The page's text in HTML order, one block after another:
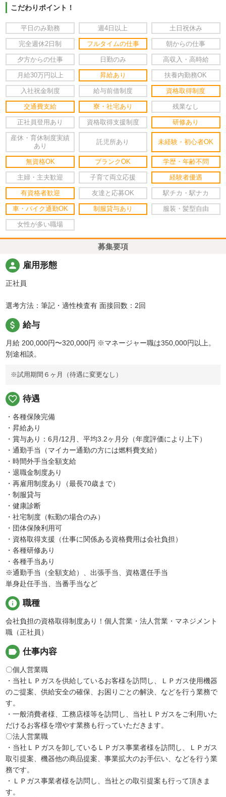
こだわりポイント！
平日のみ勤務 週4日以上 土日祝休み
完全週休2日制 フルタイムの仕事 朝からの仕事
夕方からの仕事 日勤のみ 高収入・高時給
月給30万円以上 昇給あり 扶養内勤務OK
入社祝金制度 給与前借制度 資格取得制度
交通費支給 寮・社宅あり 残業なし
正社員登用あり 資格取得支援制度 研修あり
産休・育休制度実績
あり
託児所あり 未経験・初心者OK
無資格OK ブランクOK 学歴・年齢不問
主婦・主夫歓迎 子育て両立応援 経験者優遇
有資格者歓迎 友達と応募OK 駅チカ・駅ナカ
車・バイク通勤OK 制服貸与あり 服装・髪型自由
女性が多い職場
募集要項
person 雇用形態
正社員
選考方法：筆記・適性検査有 面接回数：2回
attach_money 給与
月給 200,000円〜320,000円 ※マネージャー職は350,000円以上。
別途相談。
※試用期間６ヶ月（待遇に変更なし）
favorite_border 待遇
・各種保険完備
・昇給あり
・賞与あり：6月/12月、平均3.2ヶ月分（年度評価により上下）
・通勤手当（マイカー通勤の方には燃料費支給）
・時間外手当全額支給
・退職金制度あり
・再雇用制度あり（最長70歳まで）
・制服貸与
・健康診断
・社宅制度（転勤の場合のみ）
・団体保険利用可
・資格取得支援（仕事に関係ある資格費用は会社負担）
・各種研修あり
・各種手当あり
※通勤手当（全額支給）、出張手当、資格選任手当
単身赴任手当、当番手当など
info 職種
会社負担の資格取得制度あり！個人営業・法人営業・マネジメント
職（正社員）
label 仕事内容
〇個人営業職
・当社ＬＰガスを供給しているお客様を訪問し、ＬＰガス使用機器
のご提案、供給安全の確保、お困りごとの解決、などを行う業務で
す。
・一般消費者様、工務店様等を訪問し、当社ＬＰガスをご利用いた
だけるお客様を増やす業務も行っていただきます。
〇法人営業職
・当社ＬＰガスを卸しているＬＰガス事業者様を訪問し、ＬＰガス
取引提案、機器他の商品提案、事業拡大のお手伝い、などを行う業
務です。
・ＬＰガス事業者様を訪問し、当社との取引提案も行って頂きま
す。